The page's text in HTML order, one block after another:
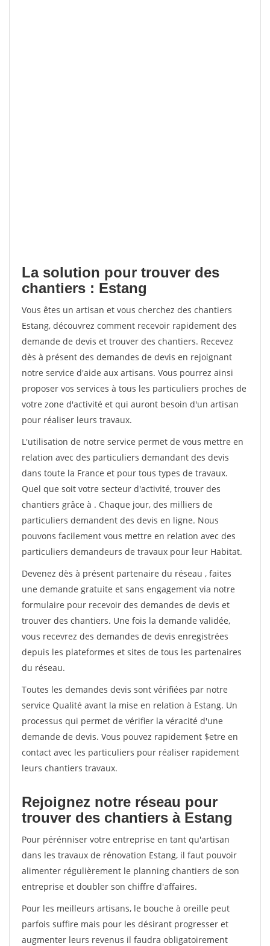
La solution pour trouver des
chantiers : Estang
Vous êtes un artisan et vous cherchez des chantiers
Estang, découvrez comment recevoir rapidement des
demande de devis et trouver des chantiers. Recevez
dès à présent des demandes de devis en rejoignant
notre service d'aide aux artisans. Vous pourrez ainsi
proposer vos services à tous les particuliers proches de
votre zone d'activité et qui auront besoin d'un artisan
pour réaliser leurs travaux.
L'utilisation de notre service permet de vous mettre en
relation avec des particuliers demandant des devis
dans toute la France et pour tous types de travaux.
Quel que soit votre secteur d'activité, trouver des
chantiers grâce à . Chaque jour, des milliers de
particuliers demandent des devis en ligne. Nous
pouvons facilement vous mettre en relation avec des
particuliers demandeurs de travaux pour leur Habitat.
Devenez dès à présent partenaire du réseau , faites
une demande gratuite et sans engagement via notre
formulaire pour recevoir des demandes de devis et
trouver des chantiers. Une fois la demande validée,
vous recevrez des demandes de devis enregistrées
depuis les plateformes et sites de tous les partenaires
du réseau.
Toutes les demandes devis sont vérifiées par notre
service Qualité avant la mise en relation à Estang. Un
processus qui permet de vérifier la véracité d'une
demande de devis. Vous pouvez rapidement $etre en
contact avec les particuliers pour réaliser rapidement
leurs chantiers travaux.
Rejoignez notre réseau pour
trouver des chantiers à Estang
Pour pérénniser votre entreprise en tant qu'artisan
dans les travaux de rénovation Estang, il faut pouvoir
alimenter régulièrement le planning chantiers de son
entreprise et doubler son chiffre d'affaires.
Pour les meilleurs artisans, le bouche à oreille peut
parfois suffire mais pour les désirant progresser et
augmenter leurs revenus il faudra obligatoirement